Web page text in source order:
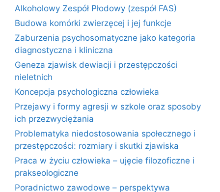
Alkoholowy Zespół Płodowy (zespół FAS)
Budowa komórki zwierzęcej i jej funkcje
Zaburzenia psychosomatyczne jako kategoria
diagnostyczna i kliniczna
Geneza zjawisk dewiacji i przestępczości
nieletnich
Koncepcja psychologiczna człowieka
Przejawy i formy agresji w szkole oraz sposoby
ich przezwyciężania
Problematyka niedostosowania społecznego i
przestępczości: rozmiary i skutki zjawiska
Praca w życiu człowieka – ujęcie filozoficzne i
prakseologiczne
Poradnictwo zawodowe – perspektywa